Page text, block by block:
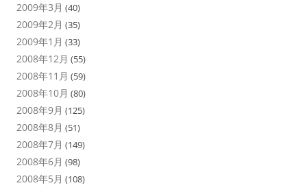
2009年3月 (40)
2009年2月 (35)
2009年1月 (33)
2008年12月 (55)
2008年11月 (59)
2008年10月 (80)
2008年9月 (125)
2008年8月 (51)
2008年7月 (149)
2008年6月 (98)
2008年5月 (108)